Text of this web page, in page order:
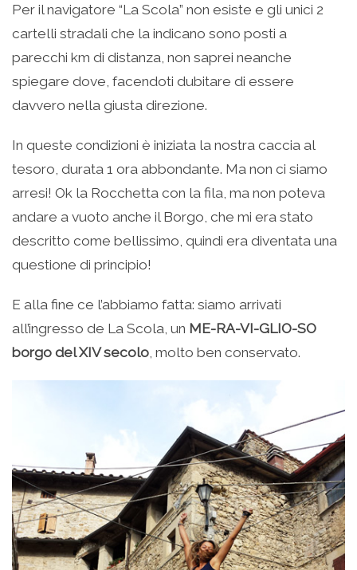
Per il navigatore “La Scola” non esiste e gli unici 2
cartelli stradali che la indicano sono posti a
parecchi km di distanza, non saprei neanche
spiegare dove, facendoti dubitare di essere
davvero nella giusta direzione.
In queste condizioni è iniziata la nostra caccia al
tesoro, durata 1 ora abbondante. Ma non ci siamo
arresi! Ok la Rocchetta con la fila, ma non poteva
andare a vuoto anche il Borgo, che mi era stato
descritto come bellissimo, quindi era diventata una
questione di principio!
E alla fine ce l’abbiamo fatta: siamo arrivati
all’ingresso de La Scola, un ME-RA-VI-GLIO-SO
borgo del XIV secolo , molto ben conservato.